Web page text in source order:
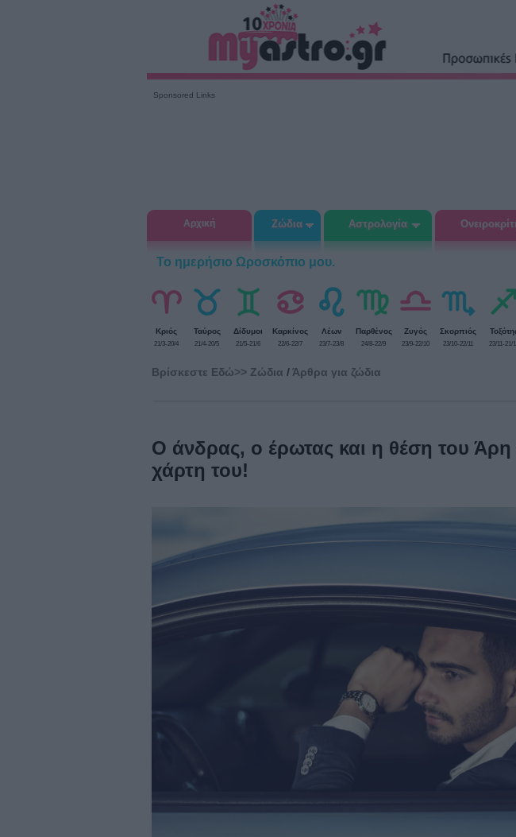
Sponsored Links
Αρχική Ζώδια Αστρολογία
Το ημερήσιο Ωροσκόπιο μου.
Κριός
21/3-20/4
Ταύρος
21/4-20/5
Δίδυμοι
21/5-21/6
Καρκίνος
22/6-22/7
Λέων
23/7-23/8
Παρθένος
24/8-22/9
Ζυγός
23/9-22/10
Σκορπιός
23/10-22/11 23/11-21/
Βρίσκεστε Eδώ>> Ζώδια /Άρθρα για ζώδια
Ο άνδρας, ο έρωτας και η θέση του Άρη
χάρτη του!